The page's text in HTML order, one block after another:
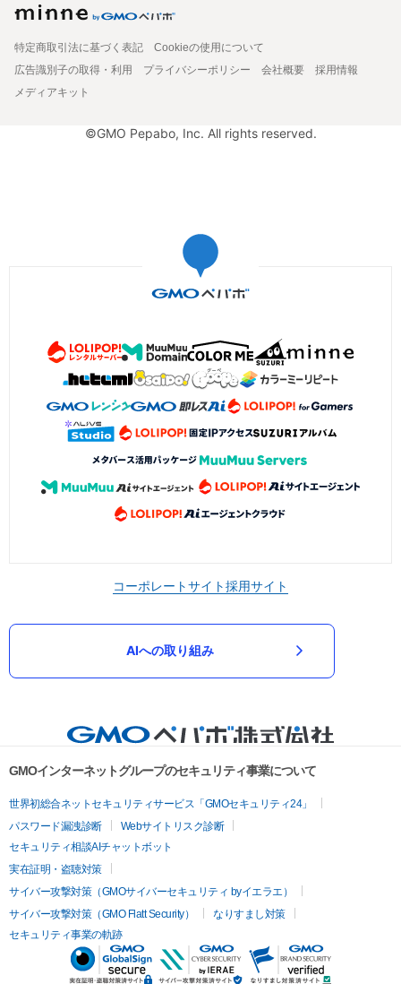
特定商取引法に基づく表記
Cookieの使用について
広告識別子の取得・利用
プライバシーポリシー 会社概要
採用情報
メディアキット
©GMO Pepabo, Inc. All rights reserved.
コーポレートサイト採用サイト
AIへの取り組み
GMOインターネットグループのセキュリティ事業について
世界初総合ネットセキュリティサービス「GMOセキュリティ24」
パスワード漏洩診断
Webサイトリスク診断
セキュリティ相談AIチャットボット
実在証明・盗聴対策
サイバー攻撃対策（GMOサイバーセキュリティ byイエラエ）
サイバー攻撃対策（GMO Flatt Security）
なりすまし対策
セキュリティ事業の軌跡